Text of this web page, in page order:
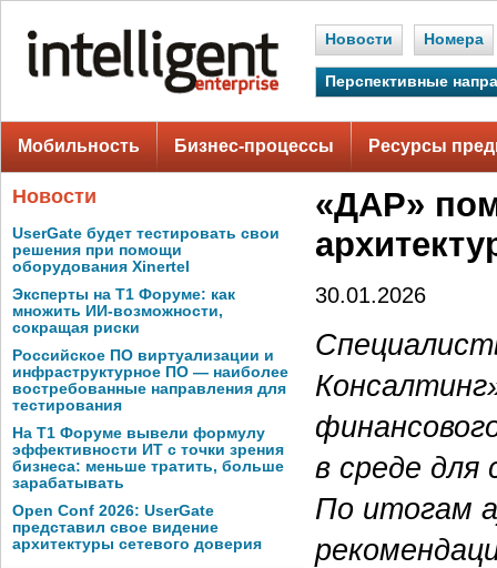
Новости Номера
Перспективные
Мобильность Бизнес-процессы Ресурсы
Новости
UserGate будет тестировать свои
решения при помощи
оборудования Xinertel
Эксперты на Т1 Форуме: как
множить ИИ-возможности,
сокращая риски
Российское ПО виртуализации и
инфраструктурное ПО — наиболее
востребованные направления для
тестирования
На Т1 Форуме вывели формулу
эффективности ИТ с точки зрения
бизнеса: меньше тратить, больше
зарабатывать
Open Conf 2026: UserGate
представил свое видение
архитектуры сетевого доверия
«ДАР»
30.01.2026
в среде для
По итогам